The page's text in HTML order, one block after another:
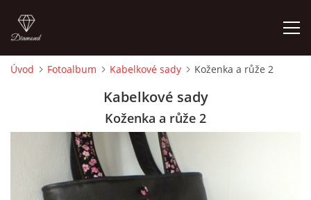
Úvod Fotoalbum Kabelkové sady Koženka a růže 2
Kabelkové sady
Koženka a růže 2